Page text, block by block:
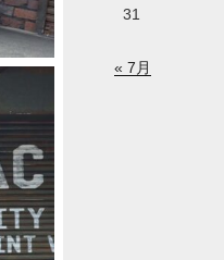
31
« 7月